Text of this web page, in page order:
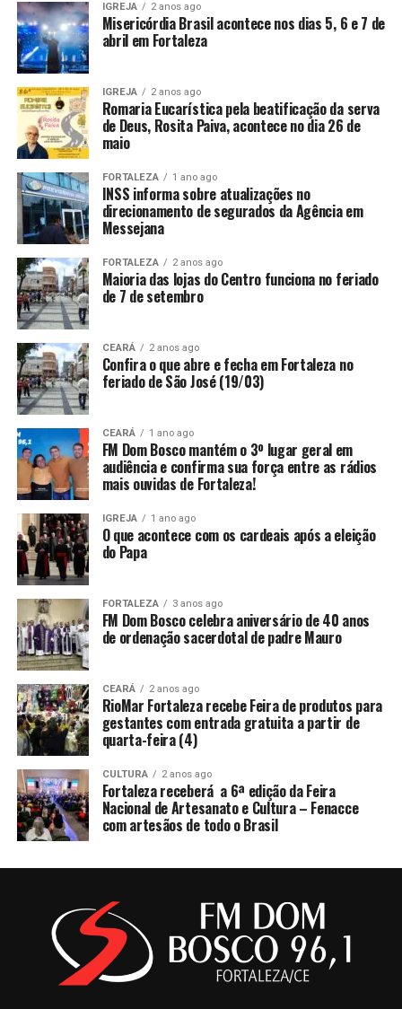
IGREJA 2 anos ago
Misericórdia Brasil acontece nos dias 5, 6 e 7 de
abril em Fortaleza
IGREJA 2 anos ago
Romaria Eucarística pela beatificação da serva
de Deus, Rosita Paiva, acontece no dia 26 de
maio
FORTALEZA 1 ano ago
INSS informa sobre atualizações no
direcionamento de segurados da Agência em
Messejana
FORTALEZA 2 anos ago
Maioria das lojas do Centro funciona no feriado
de 7 de setembro
CEARÁ 2 anos ago
Confira o que abre e fecha em Fortaleza no
feriado de São José (19/03)
CEARÁ 1 ano ago
FM Dom Bosco mantém o 3º lugar geral em
audiência e confirma sua força entre as rádios
mais ouvidas de Fortaleza!
IGREJA 1 ano ago
O que acontece com os cardeais após a eleição
do Papa
FORTALEZA 3 anos ago
FM Dom Bosco celebra aniversário de 40 anos
de ordenação sacerdotal de padre Mauro
CEARÁ 2 anos ago
RioMar Fortaleza recebe Feira de produtos para
gestantes com entrada gratuita a partir de
quarta-feira (4)
CULTURA 2 anos ago
Fortaleza receberá a 6ª edição da Feira
Nacional de Artesanato e Cultura – Fenacce
com artesãos de todo o Brasil